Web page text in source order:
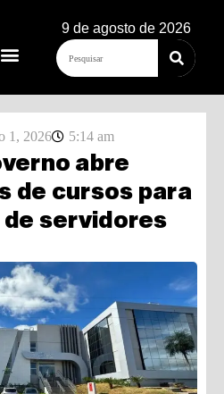
9 de agosto de 2026
1, 2026 5:14 am
abre
de cursos para
servidores